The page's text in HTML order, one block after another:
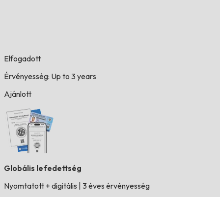
Elfogadott
Érvényesség: Up to 3 years
Ajánlott
Globális lefedettség
Nyomtatott + digitális 3 éves érvényesség